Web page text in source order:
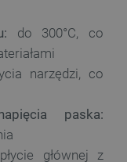
do 300°C, co
narzędzi, co
paska:
głównej z
Provider /
Domena